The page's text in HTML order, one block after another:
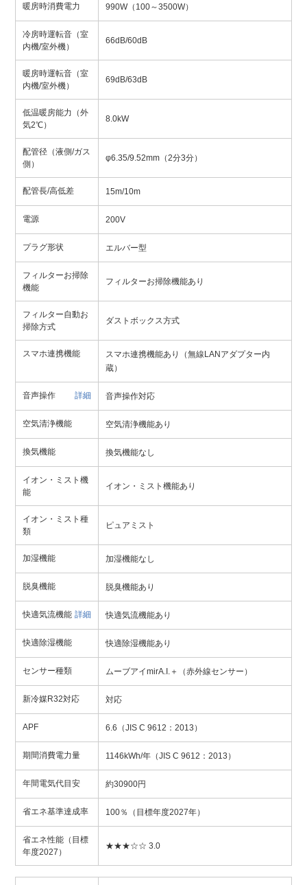
暖房時消費電力 990W（100～3500W）
冷房時運転音（室
内機/室外機）
66dB/60dB
暖房時運転音（室
内機/室外機）
69dB/63dB
低温暖房能力（外
気2℃）
8.0kW
配管径（液側/ガス
側）
φ6.35/9.52mm（2分3分）
配管長/高低差 15m/10m
電源 200V
プラグ形状 エルバー型
フィルターお掃除
機能
フィルターお掃除機能あり
フィルター自動お
掃除方式
ダストボックス方式
スマホ連携機能
スマホ連携機能あり（無線LANアダプター内
蔵）
音声操作 詳細 音声操作対応
空気清浄機能 空気清浄機能あり
換気機能 換気機能なし
イオン・ミスト機
能
イオン・ミスト機能あり
イオン・ミスト種
類
ピュアミスト
加湿機能 加湿機能なし
脱臭機能 脱臭機能あり
快適気流機能 詳細 快適気流機能あり
快適除湿機能 快適除湿機能あり
センサー種類 ムーブアイmirA.I.＋（赤外線センサー）
新冷媒R32対応 対応
APF 6.6（JIS C 9612：2013）
期間消費電力量 1146kWh/年（JIS C 9612：2013）
年間電気代目安 約30900円
省エネ基準達成率 100％（目標年度2027年）
省エネ性能（目標
年度2027）
★★★☆☆ 3.0